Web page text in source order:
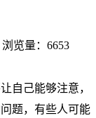
浏览量：6653
自己能够注意，
题，有些人可能